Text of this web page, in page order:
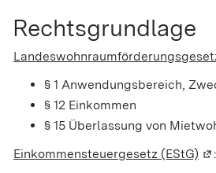
Rechtsgrundlage
§ 1 Anwendungsbereich,
§ 12 Einkommen
§ 15 Überlassung von
Einkommensteuergesetz (EStG)
: